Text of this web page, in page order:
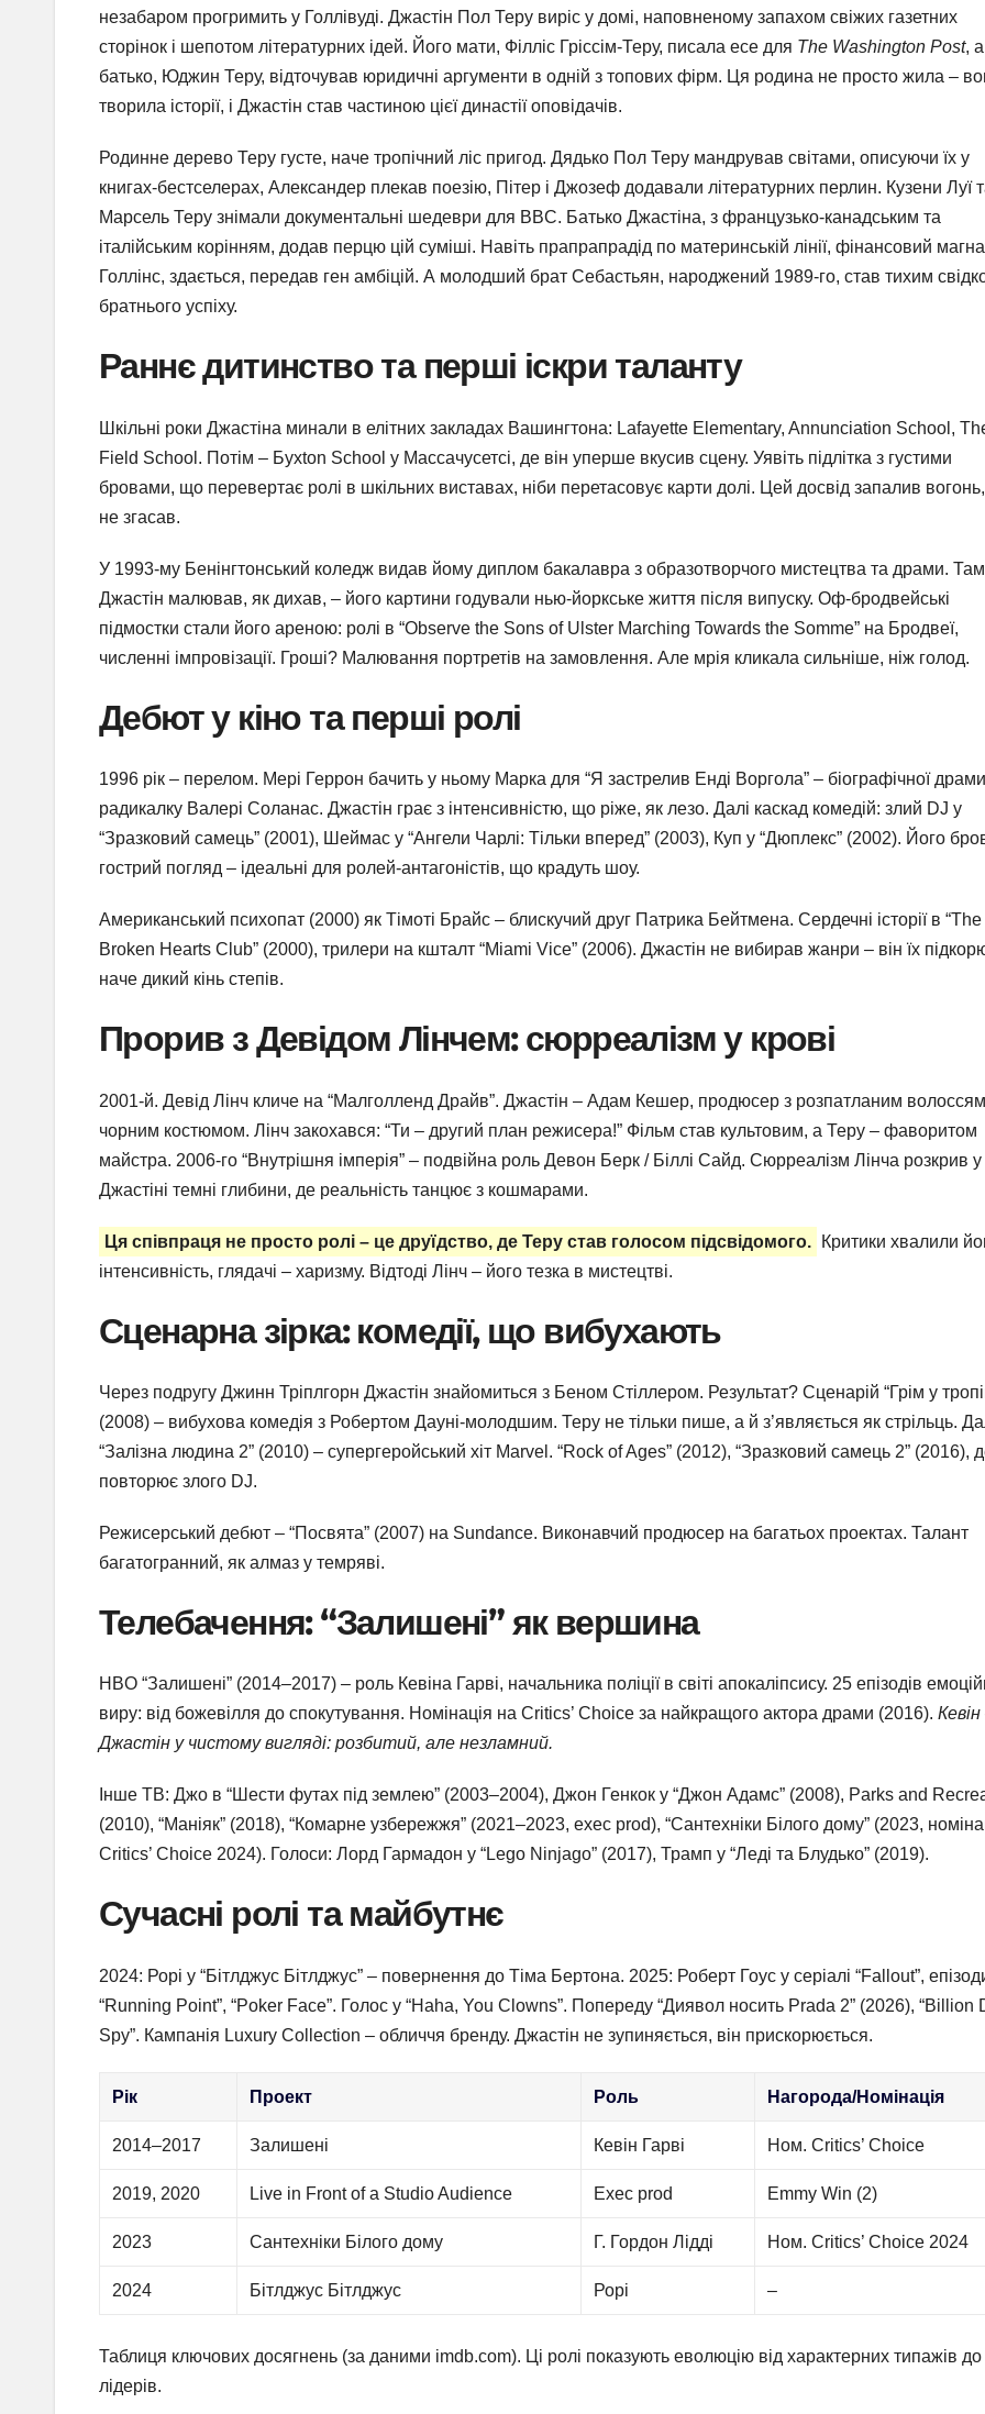
незабаром прогримить у Голлівуді. Джастін Пол Теру виріс у домі, наповненому запахом свіжих газетних
сторінок і шепотом літературних ідей. Його мати, Філліс Гріссім-Теру, писала есе для The Washington Post, а
батько, Юджин Теру, відточував юридичні аргументи в одній з топових фірм. Ця родина не просто жила –
творила історії, і Джастін став частиною цієї династії оповідачів.
Родинне дерево Теру густе, наче тропічний ліс пригод. Дядько Пол Теру мандрував світами, описуючи їх у
книгах-бестселерах, Александер плекав поезію, Пітер і Джозеф додавали літературних перлин. Кузени Луї
Марсель Теру знімали документальні шедеври для BBC. Батько Джастіна, з французько-канадським та
італійським корінням, додав перцю цій суміші. Навіть прапрапрадід по материнській лінії, фінансовий
Голлінс, здається, передав ген амбіцій. А молодший брат Себастьян, народжений 1989-го, став тихим
братнього успіху.
Раннє дитинство та перші іскри таланту
Шкільні роки Джастіна минали в елітних закладах Вашингтона: Lafayette Elementary, Annunciation School,
Field School. Потім – Буxton School у Массачусетсі, де він уперше вкусив сцену. Уявіть підлітка з густими
бровами, що перевертає ролі в шкільних виставах, ніби перетасовує карти долі. Цей досвід запалив
не згасав.
У 1993-му Бенінгтонський коледж видав йому диплом бакалавра з образотворчого мистецтва та драми. Там
Джастін малював, як дихав, – його картини годували нью-йоркське життя після випуску. Оф-бродвейські
підмостки стали його ареною: ролі в “Observe the Sons of Ulster Marching Towards the Somme” на Бродвеї,
численні імпровізації. Гроші? Малювання портретів на замовлення. Але мрія кликала сильніше, ніж голод.
Дебют у кіно та перші ролі
1996 рік – перелом. Мері Геррон бачить у ньому Марка для “Я застрелив Енді Воргола” – біографічної
радикалку Валері Соланас. Джастін грає з інтенсивністю, що ріже, як лезо. Далі каскад комедій: злий DJ у
“Зразковий самець” (2001), Шеймас у “Ангели Чарлі: Тільки вперед” (2003), Куп у “Дюплекс” (2002). Його
гострий погляд – ідеальні для ролей-антагоністів, що крадуть шоу.
Американський психопат (2000) як Тімоті Брайс – блискучий друг Патрика Бейтмена. Сердечні історії в “The
Broken Hearts Club” (2000), трилери на кшталт “Miami Vice” (2006). Джастін не вибирав жанри – він їх
наче дикий кінь степів.
Прорив з Девідом Лінчем: сюрреалізм у крові
2001-й. Девід Лінч кличе на “Малголленд Драйв”. Джастін – Адам Кешер, продюсер з розпатланим волоссям
чорним костюмом. Лінч закохався: “Ти – другий план режисера!” Фільм став культовим, а Теру – фаворитом
майстра. 2006-го “Внутрішня імперія” – подвійна роль Девон Берк / Біллі Сайд. Сюрреалізм Лінча розкрив у
Джастіні темні глибини, де реальність танцює з кошмарами.
Ця співпраця не просто ролі – це друїдство, де Теру став голосом підсвідомого.
Критики хвалили
інтенсивність, глядачі – харизму. Відтоді Лінч – його тезка в мистецтві.
Сценарна зірка: комедії, що вибухають
Через подругу Джинн Тріплгорн Джастін знайомиться з Беном Стіллером. Результат? Сценарій “Грім у
(2008) – вибухова комедія з Робертом Дауні-молодшим. Теру не тільки пише, а й з’являється як стрільць.
“Залізна людина 2” (2010) – супергеройський хіт Marvel. “Rock of Ages” (2012), “Зразковий самець 2” (2016),
повторює злого DJ.
Режисерський дебют – “Посвята” (2007) на Sundance. Виконавчий продюсер на багатьох проектах. Талант
багатогранний, як алмаз у темряві.
Телебачення: “Залишені” як вершина
HBO “Залишені” (2014–2017) – роль Кевіна Гарві, начальника поліції в світі апокаліпсису. 25 епізодів
виру: від божевілля до спокутування. Номінація на Critics’ Choice за найкращого актора драми (2016).
Джастін у чистому вигляді: розбитий, але незламний.
Інше ТВ: Джо в “Шести футах під землею” (2003–2004), Джон Генкок у “Джон Адамс” (2008), Parks and
(2010), “Маніяк” (2018), “Комарне узбережжя” (2021–2023, exec prod), “Сантехніки Білого дому” (2023,
Critics’ Choice 2024). Голоси: Лорд Гармадон у “Lego Ninjago” (2017), Трамп у “Леді та Блудько” (2019).
Сучасні ролі та майбутнє
2024: Рорі у “Бітлджус Бітлджус” – повернення до Тіма Бертона. 2025: Роберт Гоус у серіалі “Fallout”,
“Running Point”, “Poker Face”. Голос у “Haha, You Clowns”. Попереду “Диявол носить Prada 2” (2026), “Billion
Spy”. Кампанія Luxury Collection – обличчя бренду. Джастін не зупиняється, він прискорюється.
Рік Проект Роль Нагорода/Номінація
2014–2017 Залишені Кевін Гарві Ном. Critics’ Choice
2019, 2020 Live in Front of a Studio Audience Exec prod Emmy Win (2)
2023 Сантехніки Білого дому Г. Гордон Лідді Ном. Critics’ Choice 2024
2024 Бітлджус Бітлджус Рорі –
Таблиця ключових досягнень (за даними imdb.com). Ці ролі показують еволюцію від характерних типажів до
лідерів.